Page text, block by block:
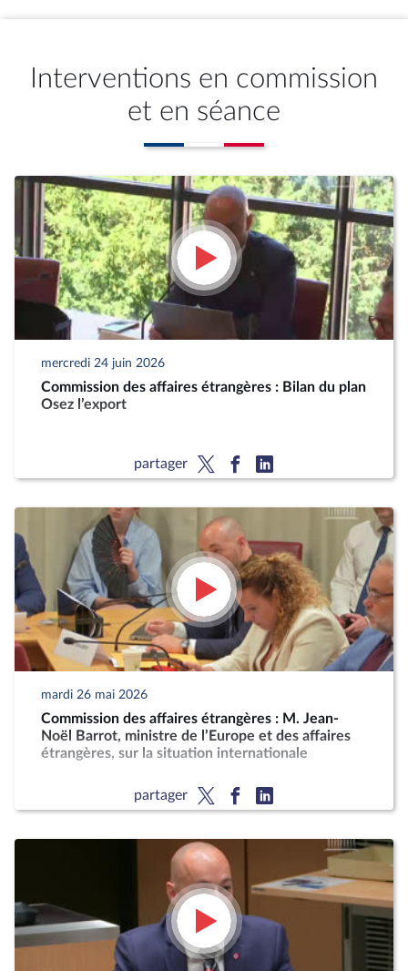
Interventions en commission
et en séance
mercredi 24 juin 2026
Commission des affaires étrangères : Bilan du plan
Osez l’export
partager
mardi 26 mai 2026
Commission des affaires étrangères : M. Jean-
Noël Barrot, ministre de l’Europe et des affaires
étrangères, sur la situation internationale
partager